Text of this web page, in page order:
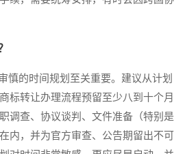
的时间规划至关重要。建议从计划
标转让办理流程预留至少八到十个月
调查、协议谈判、文件准备（特别是
内，并为官方审查、公告期留出不可